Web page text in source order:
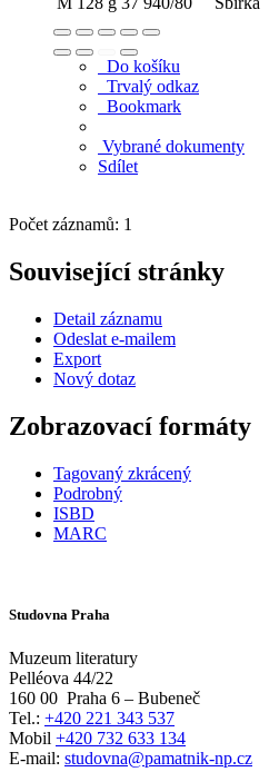
Do košíku
Trvalý odkaz
Bookmark
Vybrané dokumenty
Sdílet
Počet záznamů: 1
Související stránky
Detail záznamu
Odeslat e-mailem
Export
Nový dotaz
Zobrazovací formáty
Tagovaný zkrácený
Podrobný
ISBD
MARC
Studovna Praha
Muzeum literatury
Pelléova 44/22
160 00 Praha 6 – Bubeneč
Tel.: +420 221 343 537
Mobil +420 732 633 134
E-mail: studovna@pamatnik-np.cz